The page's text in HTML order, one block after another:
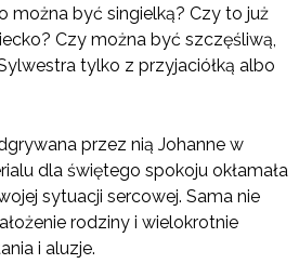
można być singielką? Czy to już
Czy można być szczęśliwą,
tylko z przyjaciółką albo
przez nią Johanne w
dla świętego spokoju okłamała
sytuacji sercowej. Sama nie
rodziny i wielokrotnie
i aluzje.